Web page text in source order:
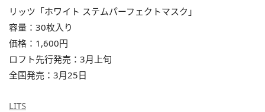
リッツ「ホワイト ステムパーフェクトマスク」
容量：30枚入り
価格：1,600円
ロフト先行発売：3月上旬
全国発売：3月25日
LITS